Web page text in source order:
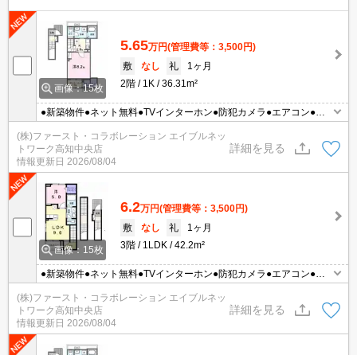
画像：15枚
5.65万円(管理費等：3,500円)
敷
なし 礼
1ヶ月
2階
1K 36.31m²
●新築物件●ネット無料●TVインターホン●防犯カメラ●エアコン●照
明付き●温水洗浄便座●保証人不要
(株)ファースト・コラボレーション エイブルネッ
トワーク高知中央店
情報更新日 2026/08/04
詳細を見る
画像：15枚
6.2万円(管理費等：3,500円)
敷
なし 礼
1ヶ月
3階
1LDK 42.2m²
●新築物件●ネット無料●TVインターホン●防犯カメラ●エアコン●照
明付き●温水洗浄便座●保証人不要
(株)ファースト・コラボレーション エイブルネッ
トワーク高知中央店
情報更新日 2026/08/04
詳細を見る